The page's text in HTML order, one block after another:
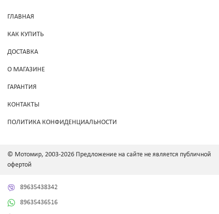
ГЛАВНАЯ
КАК КУПИТЬ
ДОСТАВКА
О МАГАЗИНЕ
ГАРАНТИЯ
КОНТАКТЫ
ПОЛИТИКА КОНФИДЕНЦИАЛЬНОСТИ
© Мотомир, 2003-2026 Предложение на сайте не является публичной
офертой
89635438342
89635436516